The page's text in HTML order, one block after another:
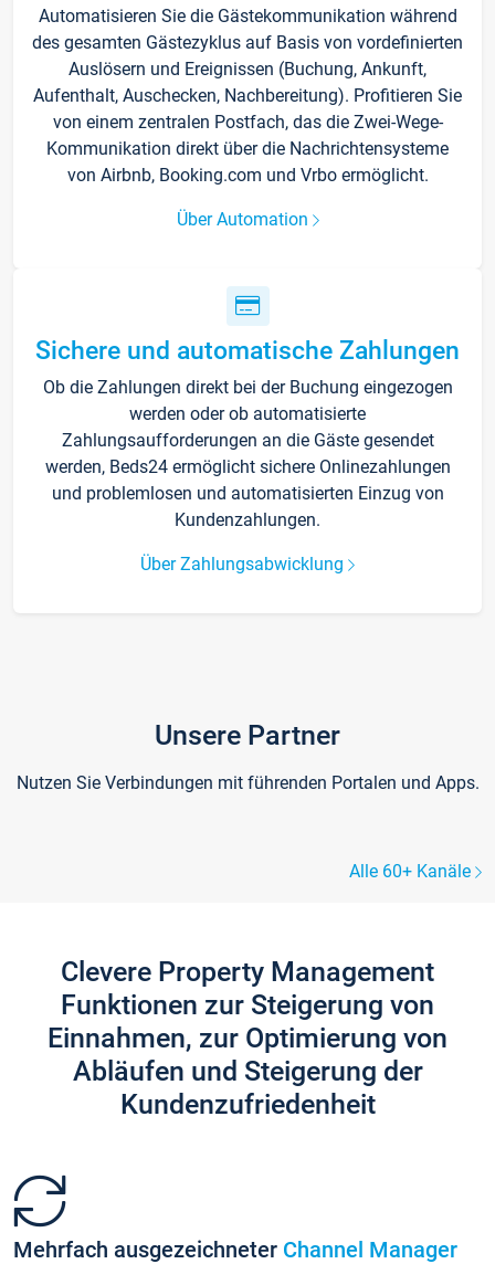
Automatisieren Sie die Gästekommunikation während
des gesamten Gästezyklus auf Basis von vordefinierten
Auslösern und Ereignissen (Buchung, Ankunft,
Aufenthalt, Auschecken, Nachbereitung). Profitieren Sie
von einem zentralen Postfach, das die Zwei-Wege-
Kommunikation direkt über die Nachrichtensysteme
von Airbnb, Booking.com und Vrbo ermöglicht.
Über Automation
Sichere und automatische Zahlungen
Ob die Zahlungen direkt bei der Buchung eingezogen
werden oder ob automatisierte
Zahlungsaufforderungen an die Gäste gesendet
werden, Beds24 ermöglicht sichere Onlinezahlungen
und problemlosen und automatisierten Einzug von
Kundenzahlungen.
Über Zahlungsabwicklung
Unsere Partner
Nutzen Sie Verbindungen mit führenden Portalen und Apps.
Alle 60+ Kanäle
Clevere Property Management
Funktionen zur Steigerung von
Einnahmen, zur Optimierung von
Abläufen und Steigerung der
Kundenzufriedenheit
Mehrfach ausgezeichneter Channel Manager